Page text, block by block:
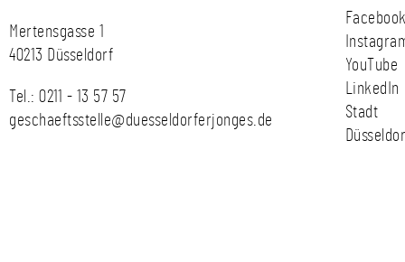
Mertensgasse 1
40213 Düsseldorf
Tel.: 0211 - 13 57 57
geschaeftsstelle@duesseldorferjonges.de
YouTube
LinkedIn
Stadt